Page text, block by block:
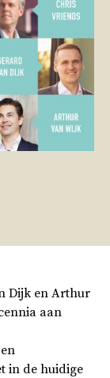
Dijk en Arthur
aan
in de huidige